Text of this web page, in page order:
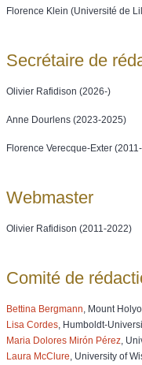
Florence Klein (Université de
Secrétaire de
Olivier Rafidison (2026-)
Anne Dourlens (2023-2025)
Florence Verecque-Exter
Webmaster
Olivier Rafidison (2011-2022)
Comité de
Bettina Bergmann, Mount
Lisa Cordes, Humboldt-
Maria Dolores Mirón Pérez,
Laura McClure, University of